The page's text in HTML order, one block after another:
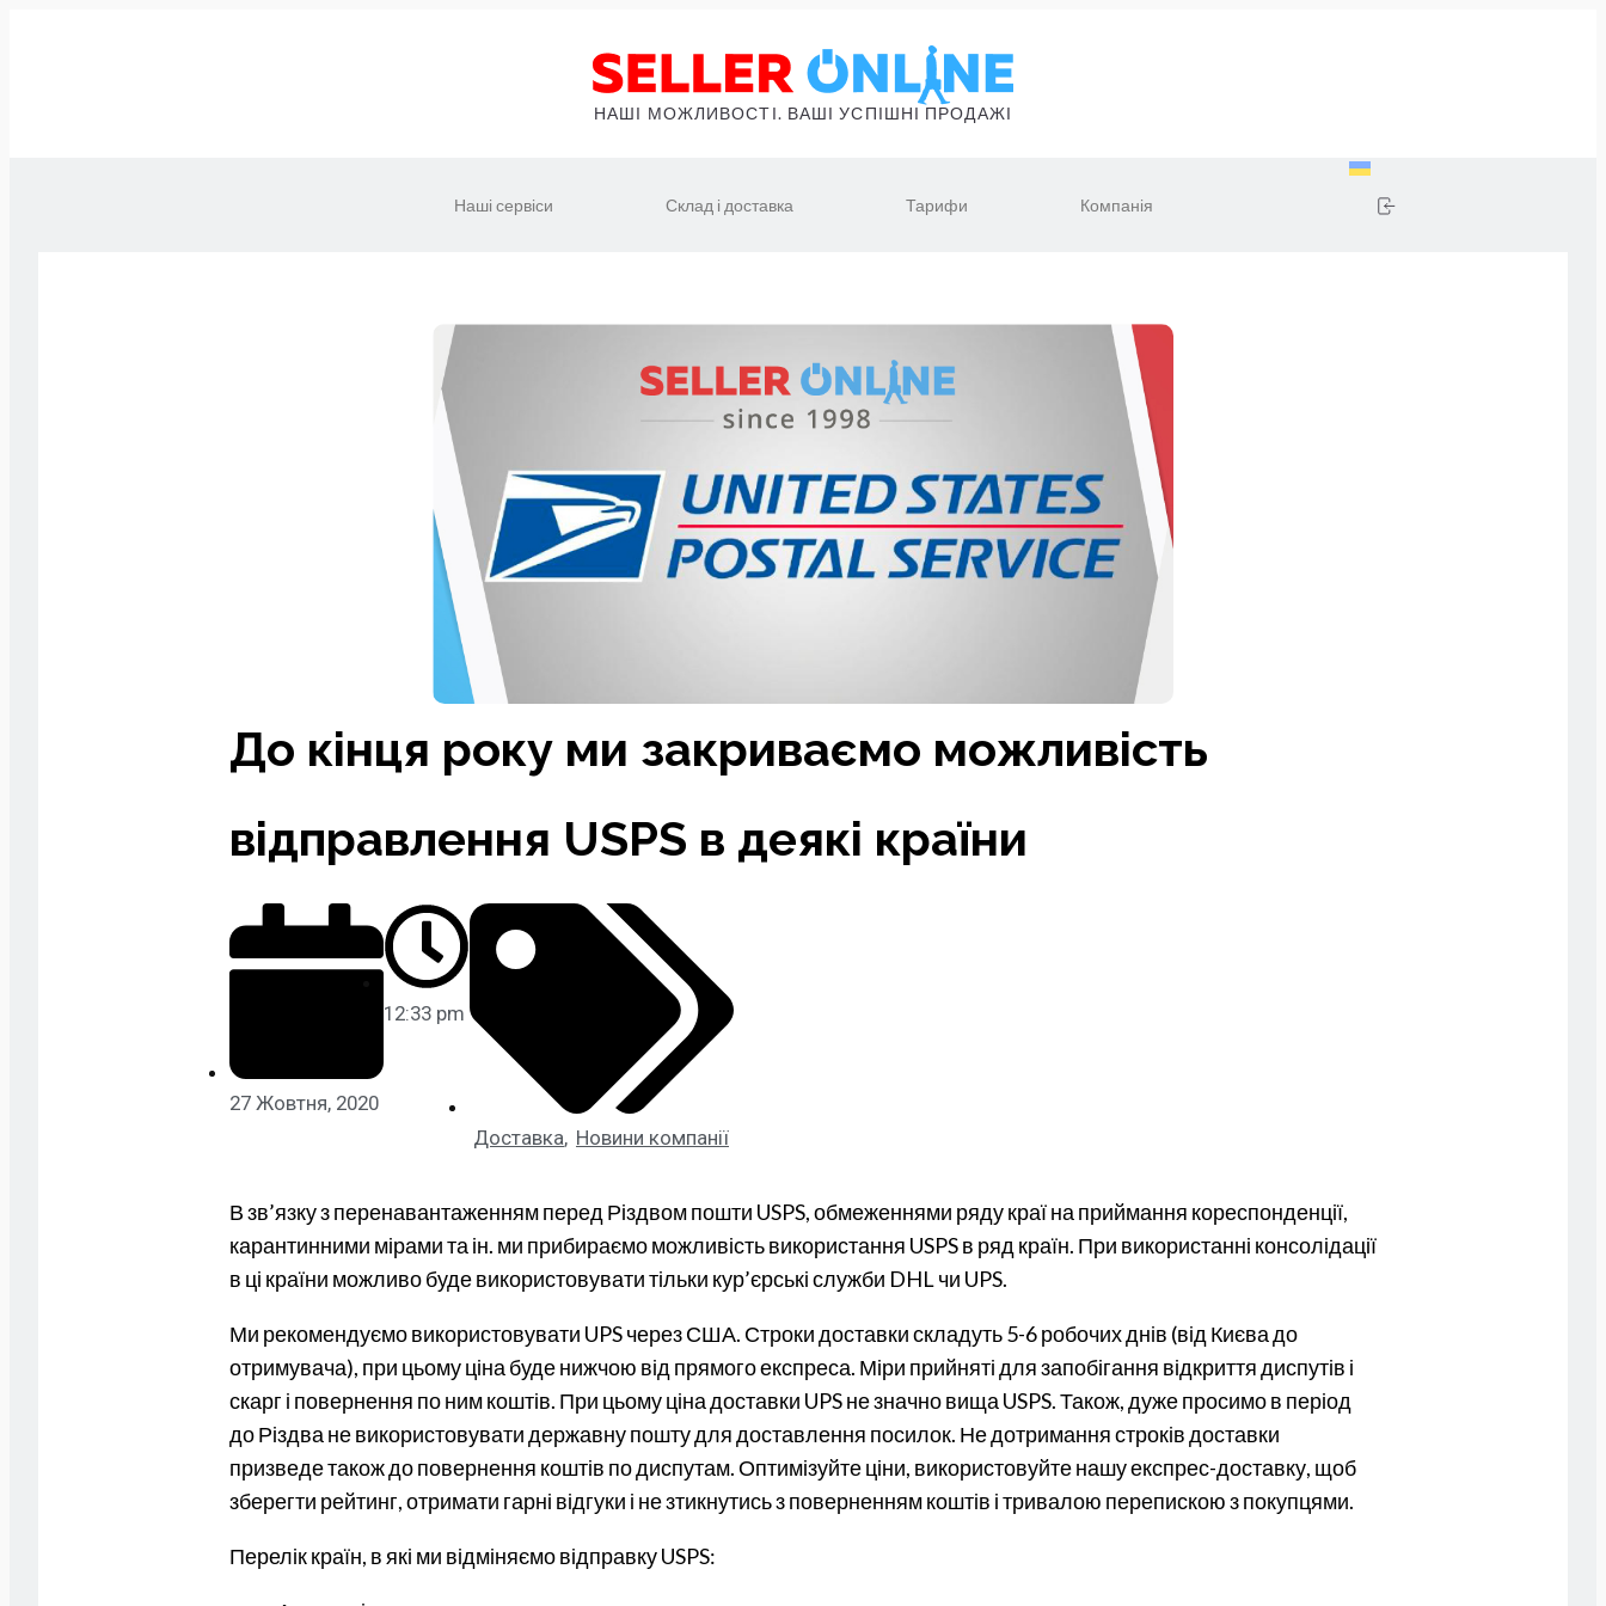
НАШІ МОЖЛИВОСТІ. ВАШІ УСПІШНІ ПРОДАЖІ
Наші сервіси Склад і доставка Тарифи Компанія
До кінця року ми закриваємо можливість
відправлення USPS в деякі країни
27 Жовтня, 2020
12:33 pm
Доставка, Новини компанії
В зв’язку з перенавантаженням перед Різдвом пошти USPS, обмеженнями ряду краї на приймання кореспонденції,
карантинними мірами та ін. ми прибираємо можливість використання USPS в ряд країн. При використанні консолідації
в ці країни можливо буде використовувати тільки кур’єрські служби DHL чи UPS.
Ми рекомендуємо використовувати UPS через США. Строки доставки складуть 5-6 робочих днів (від Києва до
отримувача), при цьому ціна буде нижчою від прямого експреса. Міри прийняті для запобігання відкриття диспутів і
скарг і повернення по ним коштів. При цьому ціна доставки UPS не значно вища USPS. Також, дуже просимо в період
до Різдва не використовувати державну пошту для доставлення посилок. Не дотримання строків доставки
призведе також до повернення коштів по диспутам. Оптимізуйте ціни, використовуйте нашу експрес-доставку, щоб
зберегти рейтинг, отримати гарні відгуки і не зтикнутись з поверненням коштів і тривалою перепискою з покупцями.
Перелік країн, в які ми відміняємо відправку USPS: